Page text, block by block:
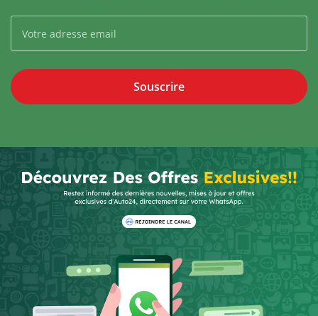
Souscrire